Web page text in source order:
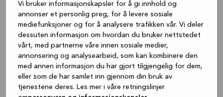
Vi bruker informasjonskapsler for å gi innhold og
annonser et personlig preg, for å levere sosiale
mediefunksjoner og for å analysere trafikken vår. Vi deler
dessuten informasjon om hvordan du bruker nettstedet
vårt, med partnerne våre innen sosiale medier,
annonsering og analysearbeid, som kan kombinere den
med annen informasjon du har gjort tilgjengelig for dem,
eller som de har samlet inn gjennom din bruk av
tjenestene deres. Les mer i våre retningslinjer